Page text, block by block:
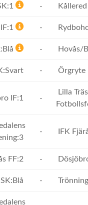
-
IF:1 -
- Hovås/
- Örgryte
IF:1 -
Lilla
- IFK
FF:2 -
-